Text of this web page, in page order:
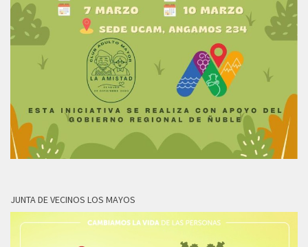
JUNTA DE VECINOS LOS MAYOS